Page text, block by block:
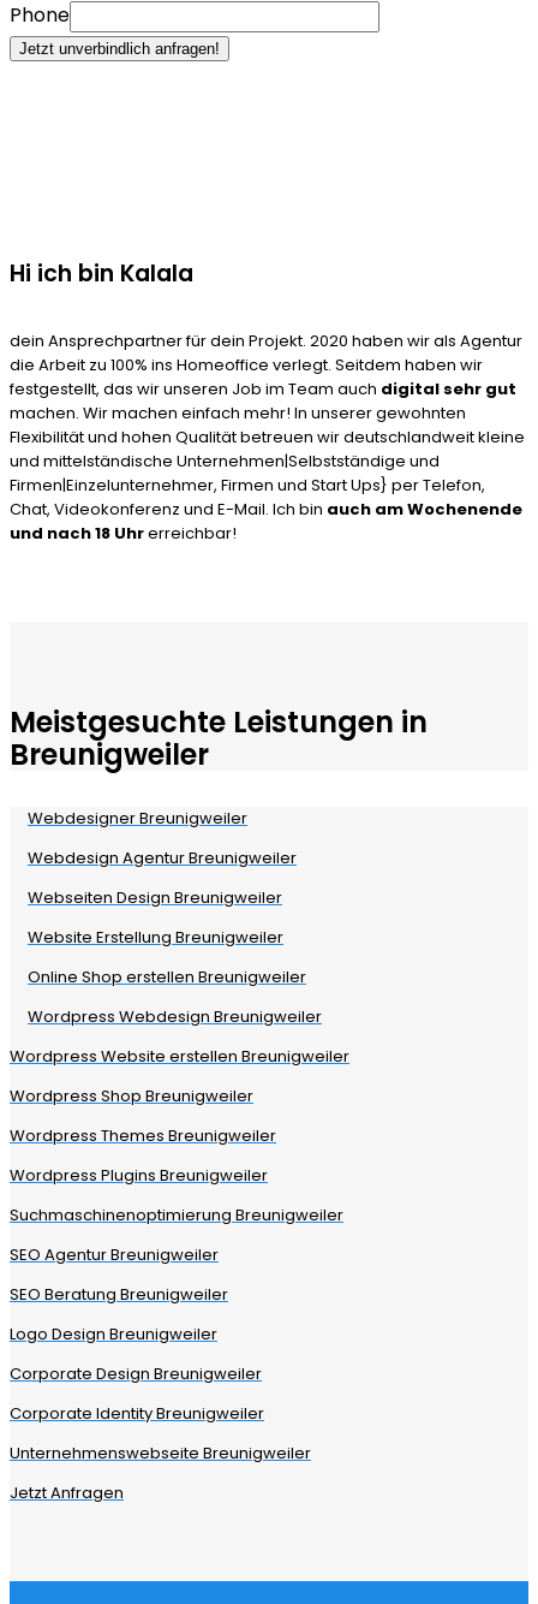
Phone
Jetzt unverbindlich anfragen!
Hi ich bin Kalala
dein Ansprechpartner für dein Projekt. 2020 haben wir als Agentur
die Arbeit zu 100% ins Homeoffice verlegt. Seitdem haben wir
festgestellt, das wir unseren Job im Team auch digital sehr gut
machen. Wir machen einfach mehr! In unserer gewohnten
Flexibilität und hohen Qualität betreuen wir deutschlandweit kleine
und mittelständische Unternehmen|Selbstständige und
Firmen|Einzelunternehmer, Firmen und Start Ups} per Telefon,
Chat, Videokonferenz und E-Mail. Ich bin auch am Wochenende
und nach 18 Uhrerreichbar!
Meistgesuchte Leistungen in
Breunigweiler
Webdesigner Breunigweiler
Webdesign Agentur Breunigweiler
Webseiten Design Breunigweiler
Website Erstellung Breunigweiler
Online Shop erstellen Breunigweiler
Wordpress Webdesign Breunigweiler
Wordpress Website erstellen Breunigweiler
Wordpress Shop Breunigweiler
Wordpress Themes Breunigweiler
Wordpress Plugins Breunigweiler
Suchmaschinenoptimierung Breunigweiler
SEO Agentur Breunigweiler
SEO Beratung Breunigweiler
Logo Design Breunigweiler
Corporate Design Breunigweiler
Corporate Identity Breunigweiler
Unternehmenswebseite Breunigweiler
Jetzt Anfragen